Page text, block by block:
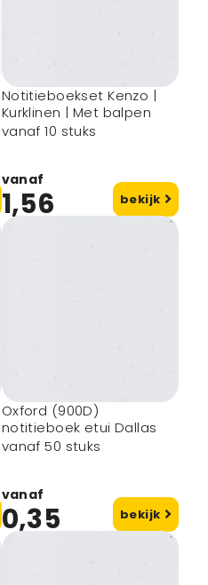
Notitieboekset Kenzo |
Kurklinen | Met balpen
vanaf 10 stuks
vanaf
1,56 bekijk
Oxford (900D)
notitieboek etui Dallas
vanaf 50 stuks
vanaf
0,35 bekijk